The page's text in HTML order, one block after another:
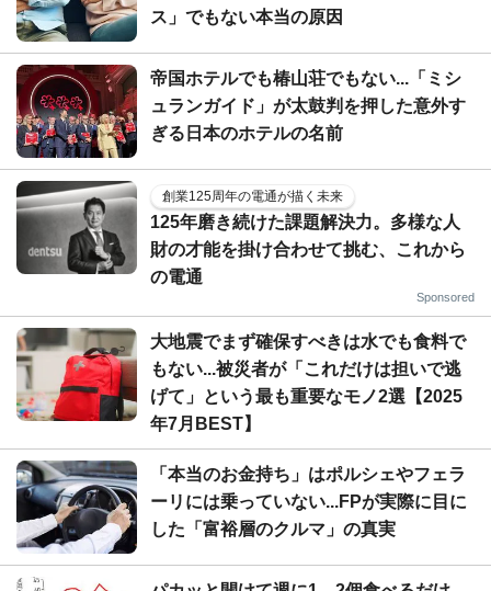
ス」でもない本当の原因
帝国ホテルでも椿山荘でもない...「ミシ
ュランガイド」が太鼓判を押した意外す
ぎる日本のホテルの名前
創業125周年の電通が描く未来
125年磨き続けた課題解決力。多様な人
財の才能を掛け合わせて挑む、これから
の電通
Sponsored
大地震でまず確保すべきは水でも食料で
もない...被災者が「これだけは担いで逃
げて」という最も重要なモノ2選【2025
年7月BEST】
「本当のお金持ち」はポルシェやフェラ
ーリには乗っていない...FPが実際に目に
した「富裕層のクルマ」の真実